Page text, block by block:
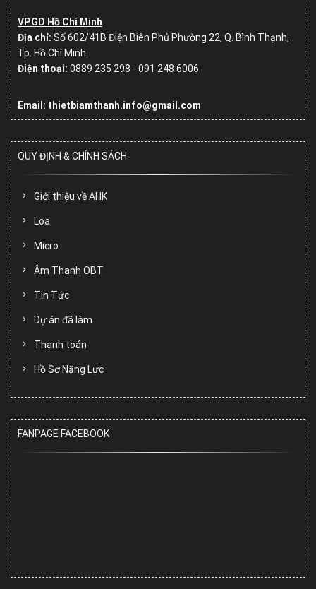
VPGD Hồ Chí Minh
Địa chỉ: Số602/41B Điện Biên Phủ Phường 22, Q. Bình Thạnh,
Tp. Hồ Chí Minh
Điện thoại: 0889 235 298 - 091 248 6006
Email: thietbiamthanh.info@gmail.com
QUY ĐỊNH & CHÍNH SÁCH
Giới thiệu về AHK
Loa
Micro
Âm Thanh OBT
Tin Tức
Dự án đã làm
Thanh toán
Hồ Sơ Năng Lực
FANPAGE FACEBOOK